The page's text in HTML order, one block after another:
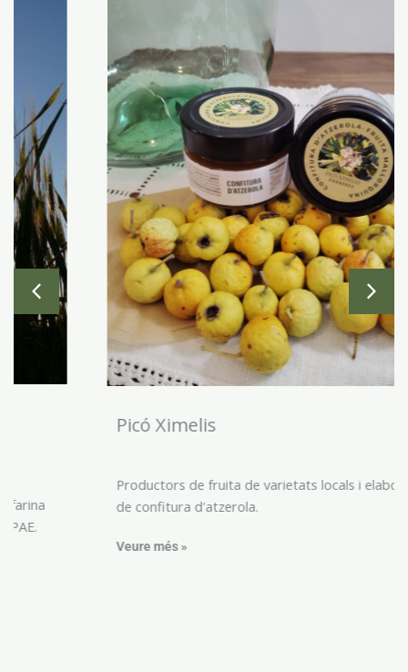
Picó Ximelis
Productors de fruita de varietats locals i elaboradors
de confitura d'atzerola.